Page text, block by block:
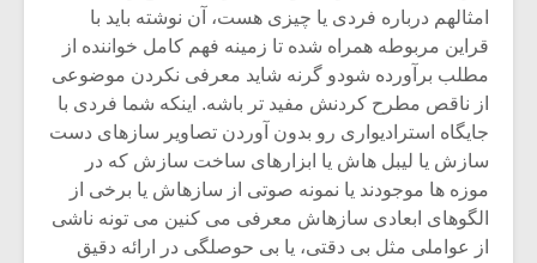
امثالهم درباره فردی یا چیزی هست، آن نوشته باید با
قراین مربوطه همراه شده تا زمینه فهم کامل خواننده از
مطلب برآورده شودو گرنه شاید معرفی نکردن موضوعی
از ناقص مطرح کردنش مفید تر باشه. اینکه شما فردی با
جایگاه استرادیواری رو بدون آوردن تصاویر سازهای دست
سازش یا لیبل هاش یا ابزارهای ساخت سازش که در
موزه ها موجودند یا نمونه صوتی از سازهاش یا برخی از
الگوهای ابعادی سازهاش معرفی می کنین می تونه ناشی
از عواملی مثل بی دقتی، یا بی حوصلگی در ارائه دقیق